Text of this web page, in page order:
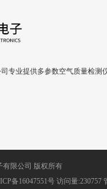
专业提供多参数空气质量检测
有限公司 版权所有
备16047551号 访问量:230757